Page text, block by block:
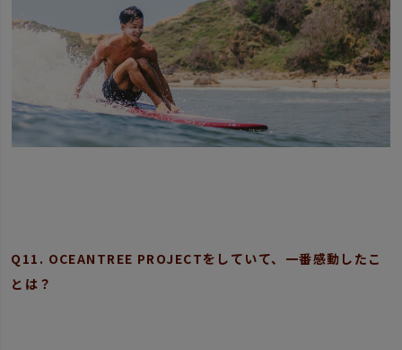
Q11. OCEANTREE PROJECTをしていて、一番感動したこ
とは？